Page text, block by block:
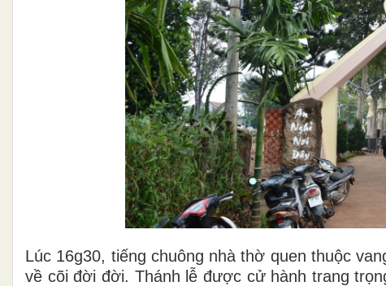
Lúc 16g30, tiếng chuông nhà thờ quen thuộc
về cõi đời đời. Thánh lễ được cử hành trang